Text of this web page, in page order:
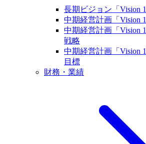
長期ビジョン「Vision
中期経営計画「Vision
中期経営計画「Vision
戦略
中期経営計画「Vision
目標
財務・業績